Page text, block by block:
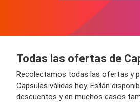
Todas las ofertas de
Recolectamos todas las ofertas y
Capsulas válidas hoy. Están
descuentos y en muchos casos